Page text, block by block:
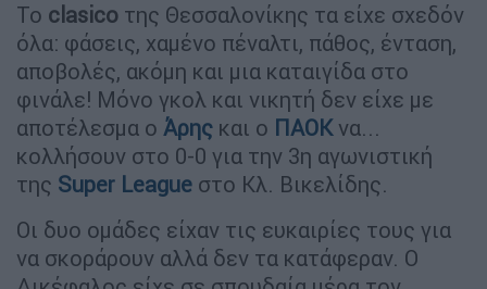
Το clasico της Θεσσαλονίκης τα είχε σχεδόν
όλα: φάσεις, χαμένο πέναλτι, πάθος, ένταση,
αποβολές, ακόμη και μια καταιγίδα στο
φινάλε! Μόνο γκολ και νικητή δεν είχε με
αποτέλεσμα ο Άρης και ο ΠΑΟΚνα...
κολλήσουν στο 0-0 για την 3η αγωνιστική
της Super League στο Κλ. Βικελίδης.
Οι δυο ομάδες είχαν τις ευκαιρίες τους για
να σκοράρουν αλλά δεν τα κατάφεραν. Ο